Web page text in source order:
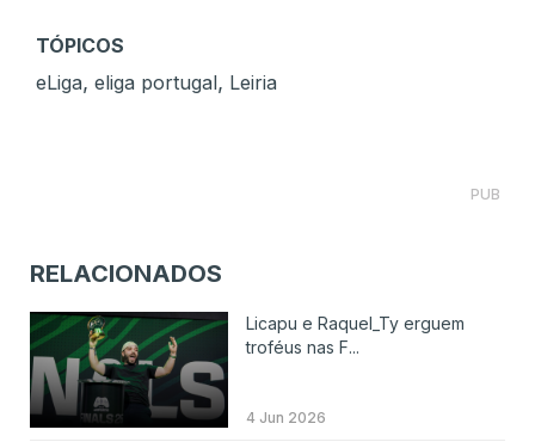
TÓPICOS
eLiga, eliga portugal, Leiria
PUB
RELACIONADOS
Licapu e Raquel_Ty erguem
troféus nas F...
4 Jun 2026